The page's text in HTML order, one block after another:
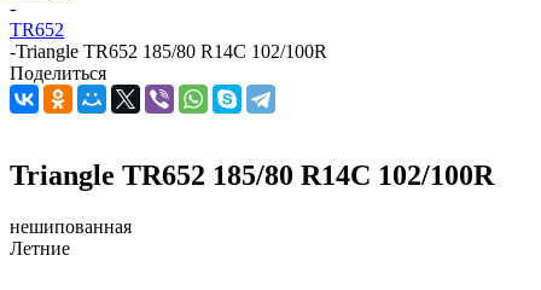
-
TR652
-Triangle TR652 185/80 R14C 102/100R
Поделиться
Triangle TR652 185/80 R14C 102/100R
нешипованная
Летние